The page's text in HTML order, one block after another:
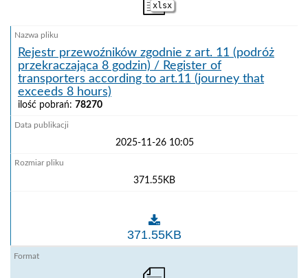
xlsx
Rejestr przewoźników zgodnie z art. 11 (podróż
przekraczająca 8 godzin) / Register of
transporters according to art.11 (journey that
exceeds 8 hours)
ilość pobrań: 78270
2025-11-26 10:05
371.55KB
Rejestr przewoźników zgodnie z art. 11 (podróż
371.55KB